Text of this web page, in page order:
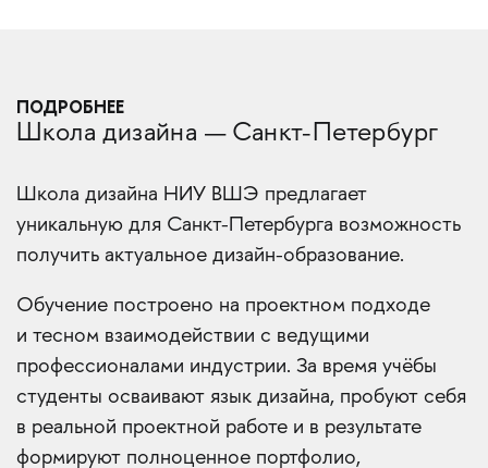
ПОДРОБНЕЕ
Школа дизайна — Санкт-Петербург
Школа дизайна НИУ ВШЭ предлагает
уникальную для Санкт-Петербурга возможность
получить актуальное дизайн-образование.
Обучение построено на проектном подходе
и тесном взаимодействии с ведущими
профессионалами индустрии. За время учёбы
студенты осваивают язык дизайна, пробуют себя
в реальной проектной работе и в результате
формируют полноценное портфолио,